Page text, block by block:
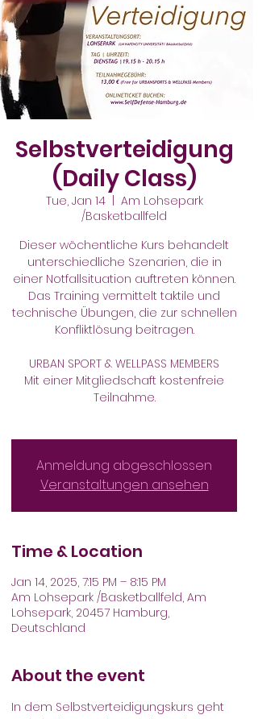
Selbstverteidigung
(Daily Class)
Tue, Jan 14
  |
Am Lohsepark
/Basketballfeld
Dieser wöchentliche Kurs behandelt
unterschiedliche Szenarien, die in
einer Notfallsituation auftreten können.
Das Training vermittelt taktile und
technische Übungen, die zur schnellen
Konfliktlösung beitragen.
URBAN SPORT & WELLPASS MEMBERS
Mit einer Mitgliedschaft kostenfreie
Teilnahme.
Anmeldung abgeschlossen
Veranstaltungen ansehen
Time & Location
Jan 14, 2025, 7:15 PM – 8:15 PM
Am Lohsepark /Basketballfeld, Am
Lohsepark, 20457 Hamburg,
Deutschland
About the event
In dem Selbstverteidigungskurs geht